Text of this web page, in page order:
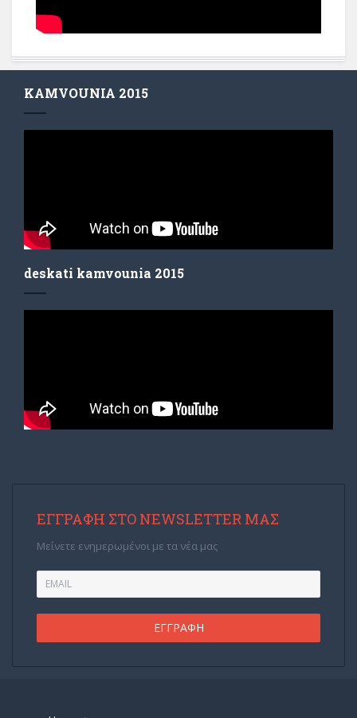
KAMVOUNIA 2015
deskati kamvounia 2015
ΕΓΓΡΑΦΉ ΣΤΟ NEWSLETTER ΜΑΣ
Μείνετε ενημερωμένοι με τα νέα μας